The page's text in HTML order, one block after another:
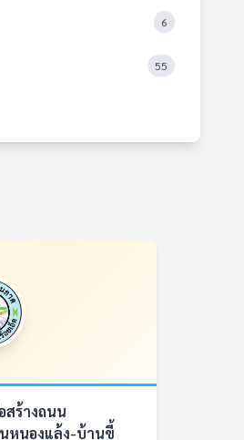
6
55
สร้างถนน
หนองแล้ง-บ้านขี้